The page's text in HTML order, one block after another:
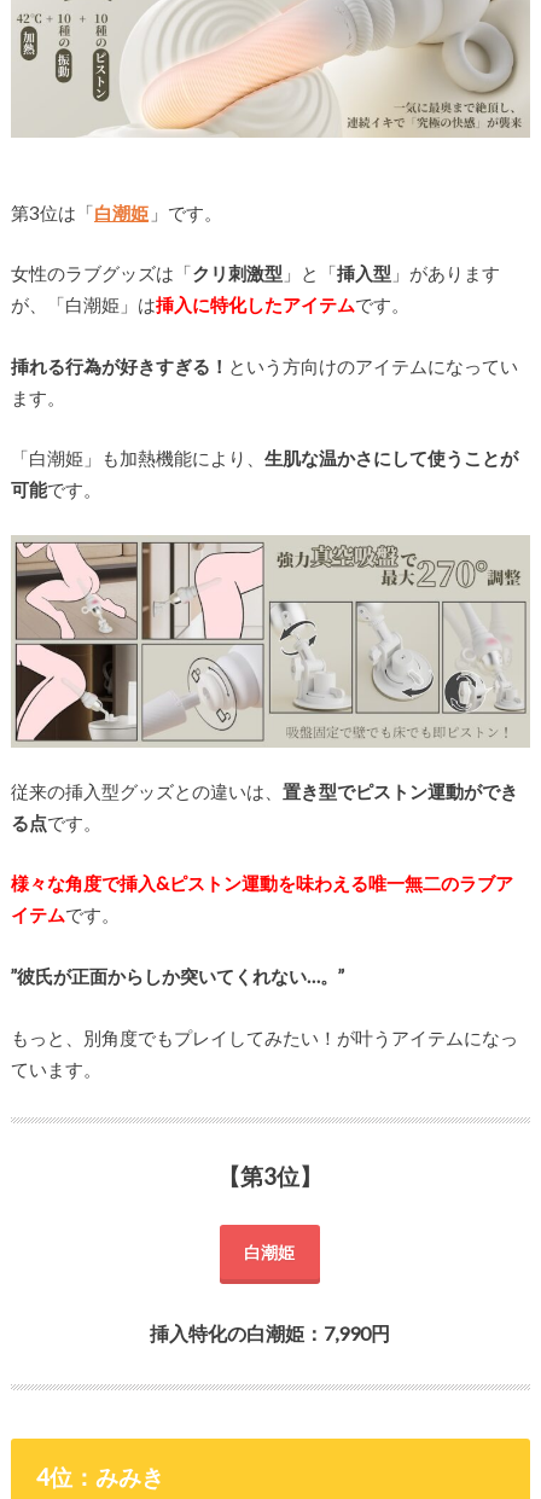
第3位は「白潮姫 」です。
女性のラブグッズは「クリ刺激型 」と「挿入型 」があります
が、「白潮姫」は挿入に特化したアイテムです。
挿れる行為が好きすぎる！ という方向けのアイテムになってい
ます。
「白潮姫」も加熱機能により、 生肌な温かさにして使うことが
可能です。
従来の挿入型グッズとの違いは、 置き型でピストン運動ができ
る点です。
様々な角度で挿入&ピストン運動を味わえる唯一無二のラブア
イテムです。
”彼氏が正面からしか突いてくれない…。”
もっと、別角度でもプレイしてみたい！が叶うアイテムになっ
ています。
【第3位】
白潮姫
挿入特化の白潮姫：7,990円
4位：みみき